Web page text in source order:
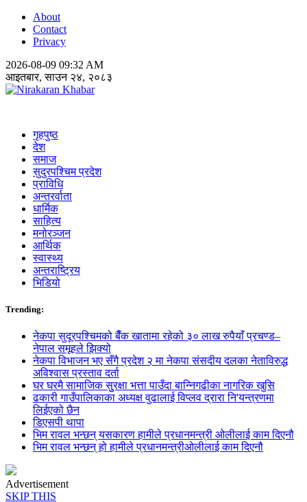
About
Contact
Privacy
2026-08-09 09:32 AM
आइतबार, साउन २४, २०८३
गृहपुष्ठ
देश
समाज
सुदुरपश्चिम प्रदेश
प्राविधि
अन्तरर्वाता
धार्मिक
साहित्य
मनोरञ्जन
आर्थिक
स्वास्थ्य
अन्तराष्ट्रिय
भिडियो
Trending:
नेकपा सुदूरपश्चिमको बैँक खातामा रहेको ३० लाख रुपैयाँ प्रचण्ड–
नेपाल समूहले झिक्य‍ो
नेकपा विभाजन भए सँगै प्रदेश २ मा नेकपा संसदीय दलका नेताविरुद्ध
अविश्वास प्रस्ताव दर्ता
घर घरमै सामाजिक सुुरक्षा भत्ता पाउँदा बान्निगढीका नागरिक खुसि
ढकारी गाउँपालिकाका अध्यक्ष वुढालाई विप्लव द्रारा नि'यन्त्रणमा
लिईएको छैन
डिएसपी थापा
भिम रावल भन्छन् यसकारण हामीले प्रधानमन्त्री ओलीलाई काम दिएनौ
भिम रावल भन्छन् हो हामीले प्रधानमन्त्रीओलीलाई काम दिएनौ
Advertisement
SKIP THIS